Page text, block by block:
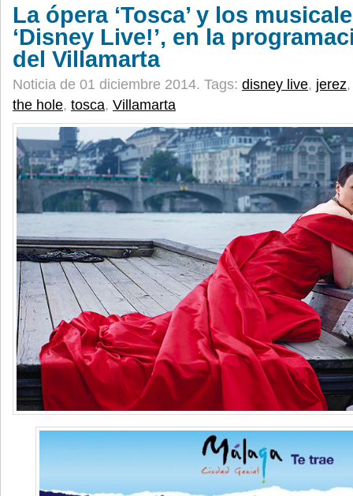
La ópera ‘Tosca’ y los
‘Disney Live!’, en la
del Villamarta
Noticia de 01 diciembre 2014. Tags: disney live, jerez
the hole, tosca, Villamarta